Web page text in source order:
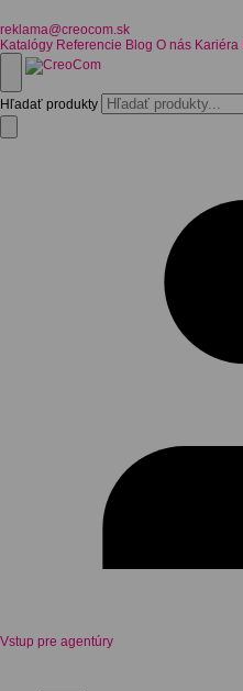
reklama@creocom.sk
Katalógy Referencie Blog O nás Kariéra
Hľadať produkty
Vstup pre agentúry